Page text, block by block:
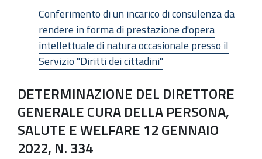
Conferimento di un incarico di consulenza da
rendere in forma di prestazione d'opera
intellettuale di natura occasionale presso il
Servizio "Diritti dei cittadini"
DETERMINAZIONE DEL DIRETTORE
GENERALE CURA DELLA PERSONA,
SALUTE E WELFARE 12 GENNAIO
2022, N. 334